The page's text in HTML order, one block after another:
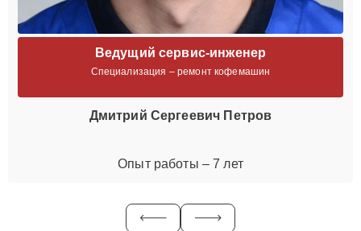
Ведущий сервис-инженер
Специализация – ремонт кофемашин
Дмитрий Сергеевич Петров
Опыт работы – 7 лет